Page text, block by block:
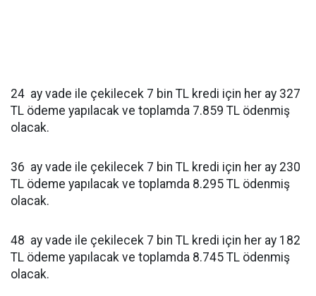
24 ay vade ile çekilecek 7 bin TL kredi için her ay 327
TL ödeme yapılacak ve toplamda 7.859 TL ödenmiş
olacak.
36 ay vade ile çekilecek 7 bin TL kredi için her ay 230
TL ödeme yapılacak ve toplamda 8.295 TL ödenmiş
olacak.
48 ay vade ile çekilecek 7 bin TL kredi için her ay 182
TL ödeme yapılacak ve toplamda 8.745 TL ödenmiş
olacak.